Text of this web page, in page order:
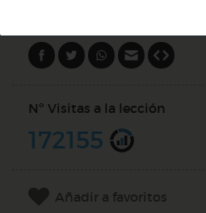
Nº Visitas a la lección
172155
Añadir a favoritos